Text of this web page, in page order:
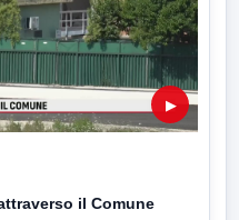
▶
il Comune